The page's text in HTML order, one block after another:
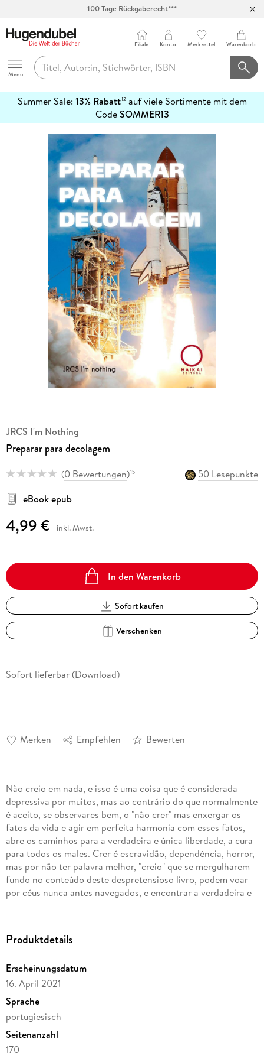
100 Tage Rückgaberecht***
Hugendubel
Menu
Filiale Konto Merkzettel Warenkorb
Summer Sale: 13% Rabatt12auf viele Sortimente mit dem
CodeSOMMER13
erfahren
JRCS I'm Nothing
Preparar para decolagem
(0 Bewertungen)15
50 Lesepunkte
eBook epub
4,99 € inkl. Mwst.
In den Warenkorb
Sofort kaufen
Verschenken
Sofort lieferbar (Download)
Merken Empfehlen Bewerten
Não creio em nada, e isso é uma coisa que é considerada
depressiva por muitos, mas ao contrário do que normalmente
é aceito, se observares bem, o "não crer" mas enxergar os
fatos da vida e agir em perfeita harmonia com esses fatos,
abre os caminhos para a verdadeira e única liberdade, a cura
para todos os males. Crer é escravidão, dependência, horror,
mas por não ter palavra melhor, "creio" que se mergulharem
fundo no conteúdo deste despretensioso livro, podem voar
por céus nunca antes navegados, e encontrar a verdadeira e
Produktdetails
Erscheinungsdatum
16. April 2021
Sprache
portugiesisch
Seitenanzahl
170